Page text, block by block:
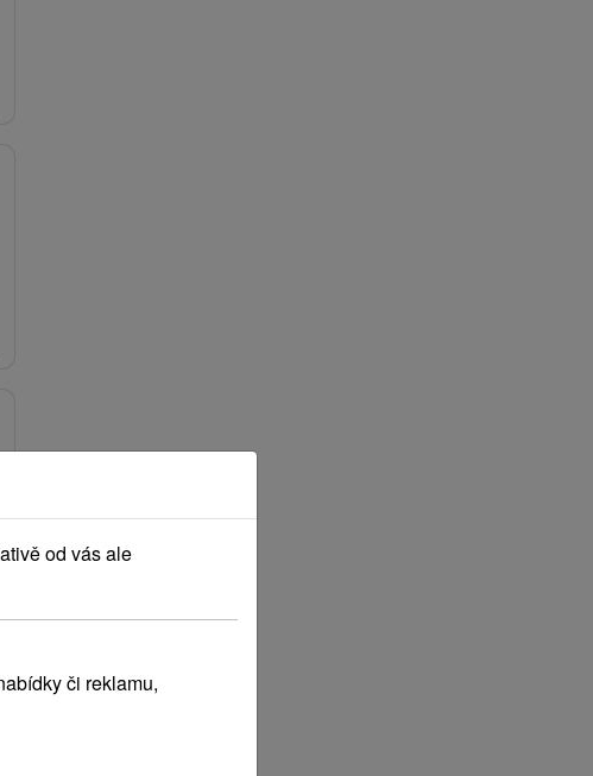
od vás ale
či reklamu,